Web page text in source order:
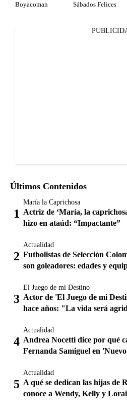
Boyacoman Sábados Felices
Últimos Contenidos
María la Caprichosa
Actriz de ‘María, la
hizo en ataúd: “Impactante”
Actualidad
Futbolistas de Selección
son goleadores: edades y
El Juego de mi Destino
Actor de 'El Juego de mi
hace años: "La vida será
Actualidad
Andrea Nocetti dice por qué
Fernanda Samiguel en
Actualidad
A qué se dedican las hijas de
conoce a Wendy, Kelly y